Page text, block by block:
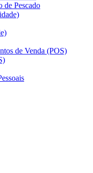
de Pescado
de Venda (POS)